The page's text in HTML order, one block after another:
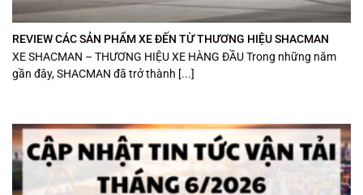
REVIEW CÁC SẢN PHẨM XE ĐẾN TỪ THƯƠNG HIỆU SHACMAN
XE SHACMAN – THƯƠNG HIỆU XE HÀNG ĐẦU Trong những năm
gần đây, SHACMAN đã trở thành [...]